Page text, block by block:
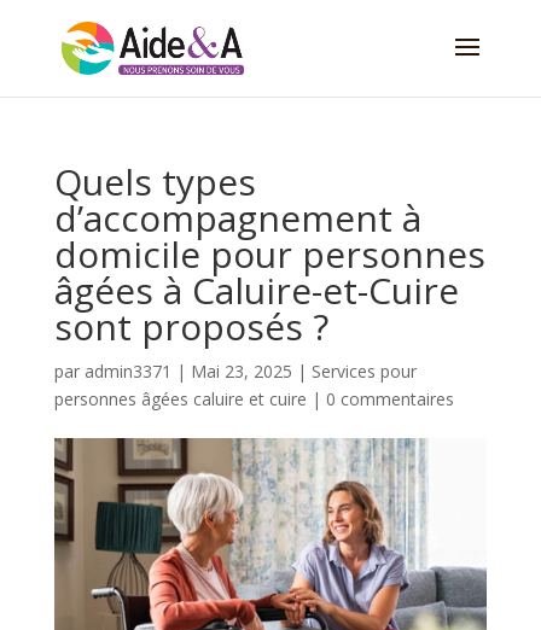
Quels types
d’accompagnement à
domicile pour personnes
âgées à Caluire-et-Cuire
sont proposés ?
par admin3371 | Mai 23, 2025 | Services pour
personnes âgées caluire et cuire | 0 commentaires